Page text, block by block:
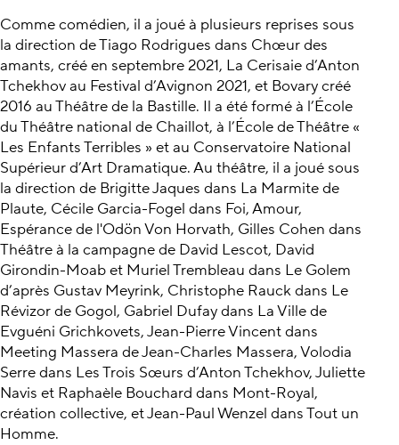
Comme comédien, il a joué à plusieurs reprises sous
la direction de Tiago Rodrigues dans Chœur des
amants, créé en septembre 2021, La Cerisaie d’Anton
Tchekhov au Festival d’Avignon 2021, et Bovary créé
2016 au Théâtre de la Bastille. Il a été formé à l’École
du Théâtre national de Chaillot, à l’École de Théâtre «
Les Enfants Terribles » et au Conservatoire National
Supérieur d’Art Dramatique. Au théâtre, il a joué sous
la direction de Brigitte Jaques dans La Marmite de
Plaute, Cécile Garcia-Fogel dans Foi, Amour,
Espérance de l'Odön Von Horvath, Gilles Cohen dans
Théâtre à la campagne de David Lescot, David
Girondin-Moab et Muriel Trembleau dans Le Golem
d’après Gustav Meyrink, Christophe Rauck dans Le
Révizor de Gogol, Gabriel Dufay dans La Ville de
Evguéni Grichkovets, Jean-Pierre Vincent dans
Meeting Massera de Jean-Charles Massera, Volodia
Serre dans Les Trois Sœurs d’Anton Tchekhov, Juliette
Navis et Raphaèle Bouchard dans Mont-Royal,
création collective, et Jean-Paul Wenzel dans Tout un
Homme.